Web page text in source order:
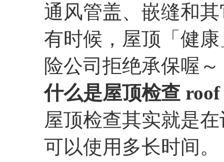
通风管盖、嵌缝和
有时候，屋顶「健
险公司拒绝承保喔～
什么是屋顶检查
屋顶检查其实就是
可以使用多长时间